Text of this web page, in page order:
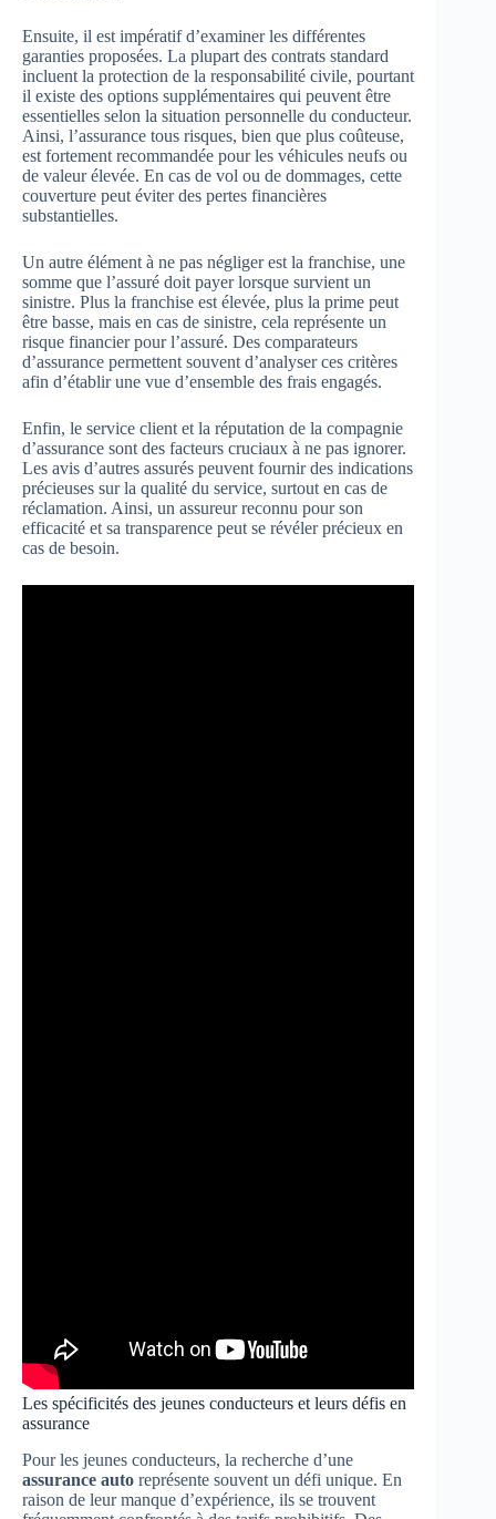
Ensuite, il est impératif d’examiner les différentes
garanties proposées. La plupart des contrats standard
incluent la protection de la responsabilité civile, pourtant
il existe des options supplémentaires qui peuvent être
essentielles selon la situation personnelle du conducteur.
Ainsi, l’assurance tous risques, bien que plus coûteuse,
est fortement recommandée pour les véhicules neufs ou
de valeur élevée. En cas de vol ou de dommages, cette
couverture peut éviter des pertes financières
substantielles.
Un autre élément à ne pas négliger est la franchise, une
somme que l’assuré doit payer lorsque survient un
sinistre. Plus la franchise est élevée, plus la prime peut
être basse, mais en cas de sinistre, cela représente un
risque financier pour l’assuré. Des comparateurs
d’assurance permettent souvent d’analyser ces critères
afin d’établir une vue d’ensemble des frais engagés.
Enfin, le service client et la réputation de la compagnie
d’assurance sont des facteurs cruciaux à ne pas ignorer.
Les avis d’autres assurés peuvent fournir des indications
précieuses sur la qualité du service, surtout en cas de
réclamation. Ainsi, un assureur reconnu pour son
efficacité et sa transparence peut se révéler précieux en
cas de besoin.
Les spécificités des jeunes conducteurs et leurs défis en
assurance
Pour les jeunes conducteurs, la recherche d’une
assurance auto représente souvent un défi unique. En
raison de leur manque d’expérience, ils se trouvent